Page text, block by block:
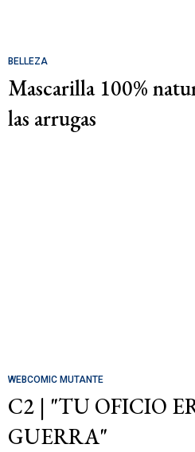
BELLEZA
Mascarilla 100%
las arrugas
WEBCOMIC MUTANTE
C2 | "TU OFICIO
GUERRA"